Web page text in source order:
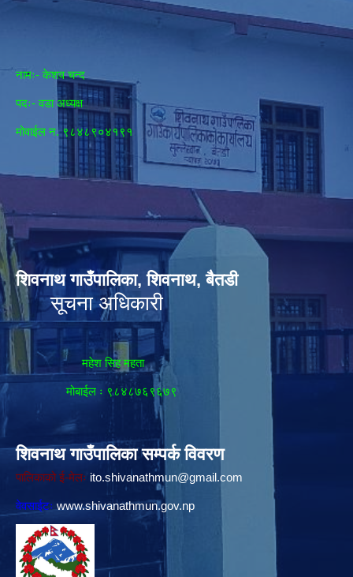
नामः- केशव चन्द
पदः- वडा अध्यक्ष
मोवाईल न‌. ९८४८९०४१९१
शिवनाथ गाउँपालिका, शिवनाथ, बैतडी
सूचना अधिकारी
महेश सिह महता
मोबाईल ः ९८४८७६९६७९
शिवनाथ गाउँपालिका सम्पर्क विवरण
पालिकाको ई-मेलः ito.shivanathmun@gmail.com
वेवसाईटः www.shivanathmun.gov.np